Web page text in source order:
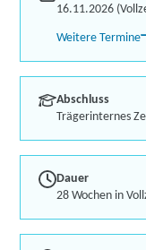
16.11.2026
Weitere Termine
Abschluss
Trägerinternes
Dauer
28 Wochen in